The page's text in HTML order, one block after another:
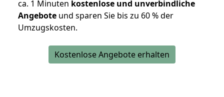
ca. 1 Minuten kostenlose und unverbindliche
Angebote und sparen Sie bis zu 60 % der
Umzugskosten.
Kostenlose Angebote erhalten